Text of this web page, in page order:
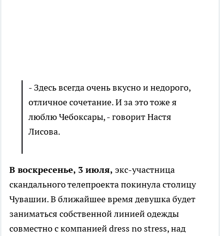
- Здесь всегда очень вкусно и недорого,
отличное сочетание. И за это тоже я
люблю Чебоксары, - говорит Настя
Лисова.
В воскресенье, 3 июля, экс-участница
скандального телепроекта покинула столицу
Чувашии. В ближайшее время девушка будет
заниматься собственной линией одежды
совместно с компанией dress no stress, над